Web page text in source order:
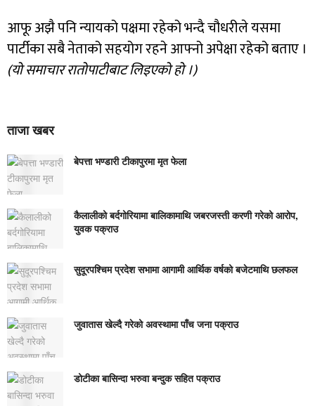
आफू अझै पनि न्यायको पक्षमा रहेको भन्दै चौधरीले यसमा
पार्टीका सबै नेताको सहयोग रहने आफ्नो अपेक्षा रहेको बताए ।
(यो समाचार रातोपाटीबाट लिइएको हो ।)
ताजा खबर
बेपत्ता भण्डारी टीकापुरमा मृत फेला
कैलालीको बर्दगोरियामा बालिकामाथि जबरजस्ती करणी गरेको आरोप,
युवक पक्राउ
सुदूरपश्चिम प्रदेश सभामा आगामी आर्थिक वर्षको बजेटमाथि छलफल
जुवातास खेल्दै गरेको अवस्थामा पाँच जना पक्राउ
डोटीका बासिन्दा भरुवा बन्दुक सहित पक्राउ